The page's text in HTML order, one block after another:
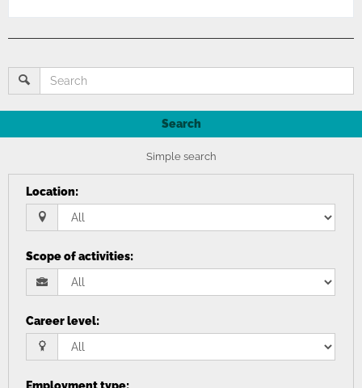
Search
Simple search
Location:
Scope of activities:
Career level:
Employment type: